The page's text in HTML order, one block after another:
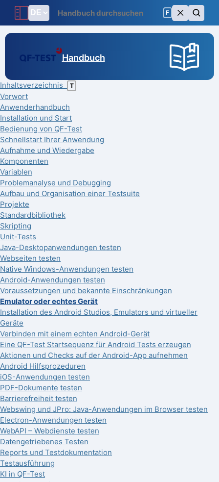
F
Handbuch
Inhaltsverzeichnis T
Vorwort
Anwenderhandbuch
Installation und Start
Bedienung von QF-Test
Schnellstart Ihrer Anwendung
Aufnahme und Wiedergabe
Komponenten
Variablen
Problemanalyse und Debugging
Aufbau und Organisation einer Testsuite
Projekte
Standardbibliothek
Skripting
Unit-Tests
Java-Desktopanwendungen testen
Webseiten testen
Native Windows-Anwendungen testen
Android-Anwendungen testen
Voraussetzungen und bekannte Einschränkungen
Emulator oder echtes Gerät
Installation des Android Studios, Emulators und virtueller
Geräte
Verbinden mit einem echten Android-Gerät
Eine QF-Test Startsequenz für Android Tests erzeugen
Aktionen und Checks auf der Android-App aufnehmen
Android Hilfsprozeduren
iOS-Anwendungen testen
PDF-Dokumente testen
Barrierefreiheit testen
Webswing und JPro: Java-Anwendungen im Browser testen
Electron-Anwendungen testen
WebAPI – Webdienste testen
Datengetriebenes Testen
Reports und Testdokumentation
Testausführung
KI in QF-Test